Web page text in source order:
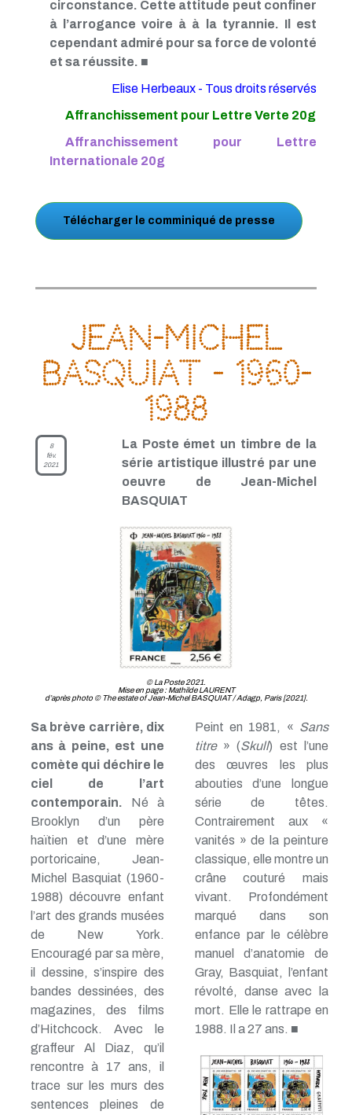
circonstance. Cette attitude peut confiner
à l’arrogance voire à à la tyrannie. Il est
cependant admiré pour sa force de volonté
et sa réussite. ■
Elise Herbeaux - Tous droits réservés
Affranchissement pour Lettre Verte 20g
Affranchissement pour Lettre
Internationale 20g
Télécharger le comminiqué de presse
Jean-Michel
Basquiat - 1960-
1988
8
fév.
2021
La Poste émet un timbre de la
série artistique illustré par une
oeuvre de Jean-Michel
BASQUIAT
© La Poste 2021.
Mise en page : Mathilde LAURENT
d’après photo © The estate of Jean-Michel BASQUIAT / Adagp, Paris [2021].
Sa brève carrière, dix
ans à peine, est une
comète qui déchire le
ciel de l’art
contemporain. Né à
Brooklyn d’un père
haïtien et d’une mère
portoricaine, Jean-
Michel Basquiat (1960-
1988) découvre enfant
l’art des grands musées
de New York.
Encouragé par sa mère,
il dessine, s’inspire des
bandes dessinées, des
magazines, des films
d’Hitchcock. Avec le
graffeur Al Diaz, qu’il
rencontre à 17 ans, il
trace sur les murs des
sentences pleines de
Peint en 1981, « Sans
titre» (Skull) est l’une
des œuvres les plus
abouties d’une longue
série de têtes.
Contrairement aux «
vanités » de la peinture
classique, elle montre un
crâne couturé mais
vivant. Profondément
marqué dans son
enfance par le célèbre
manuel d’anatomie de
Gray, Basquiat, l’enfant
révolté, danse avec la
mort. Elle le rattrape en
1988. Il a 27 ans. ■